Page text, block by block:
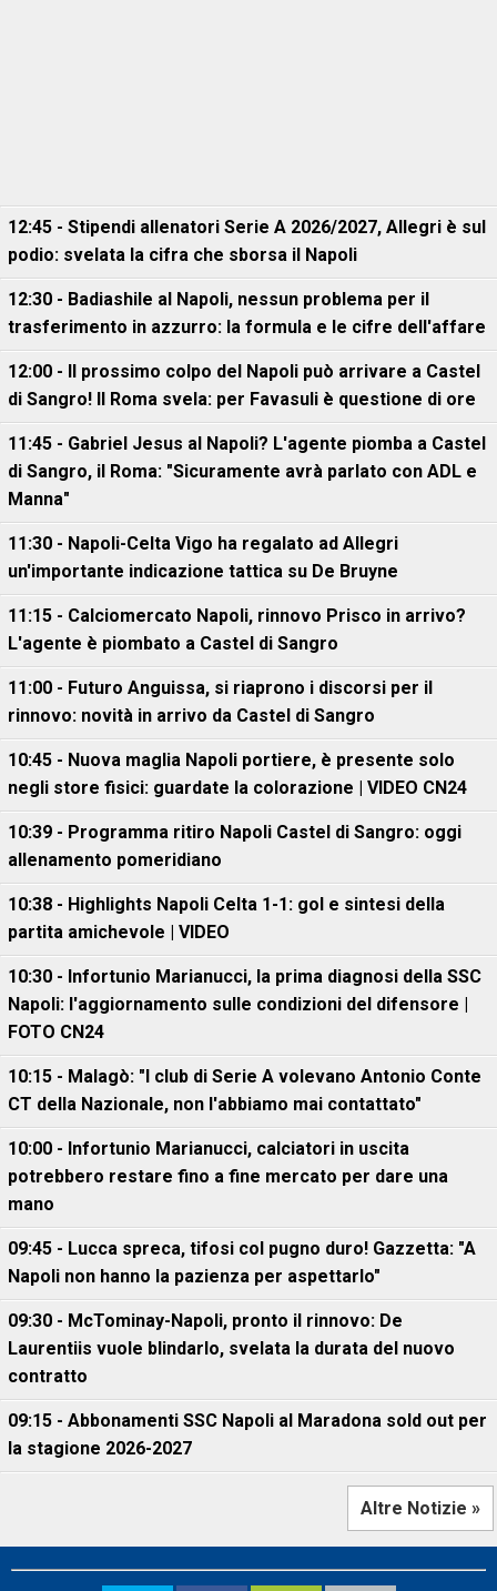
12:45 - Stipendi allenatori Serie A 2026/2027, Allegri è sul
podio: svelata la cifra che sborsa il Napoli
12:30 - Badiashile al Napoli, nessun problema per il
trasferimento in azzurro: la formula e le cifre dell'affare
12:00 - Il prossimo colpo del Napoli può arrivare a Castel
di Sangro! Il Roma svela: per Favasuli è questione di ore
11:45 - Gabriel Jesus al Napoli? L'agente piomba a Castel
di Sangro, il Roma: "Sicuramente avrà parlato con ADL e
Manna"
11:30 - Napoli-Celta Vigo ha regalato ad Allegri
un'importante indicazione tattica su De Bruyne
11:15 - Calciomercato Napoli, rinnovo Prisco in arrivo?
L'agente è piombato a Castel di Sangro
11:00 - Futuro Anguissa, si riaprono i discorsi per il
rinnovo: novità in arrivo da Castel di Sangro
10:45 - Nuova maglia Napoli portiere, è presente solo
negli store fisici: guardate la colorazione | VIDEO CN24
10:39 - Programma ritiro Napoli Castel di Sangro: oggi
allenamento pomeridiano
10:38 - Highlights Napoli Celta 1-1: gol e sintesi della
partita amichevole | VIDEO
10:30 - Infortunio Marianucci, la prima diagnosi della SSC
Napoli: l'aggiornamento sulle condizioni del difensore |
FOTO CN24
10:15 - Malagò: "I club di Serie A volevano Antonio Conte
CT della Nazionale, non l'abbiamo mai contattato"
10:00 - Infortunio Marianucci, calciatori in uscita
potrebbero restare fino a fine mercato per dare una
mano
09:45 - Lucca spreca, tifosi col pugno duro! Gazzetta: "A
Napoli non hanno la pazienza per aspettarlo"
09:30 - McTominay-Napoli, pronto il rinnovo: De
Laurentiis vuole blindarlo, svelata la durata del nuovo
contratto
09:15 - Abbonamenti SSC Napoli al Maradona sold out per
la stagione 2026-2027
Altre Notizie »